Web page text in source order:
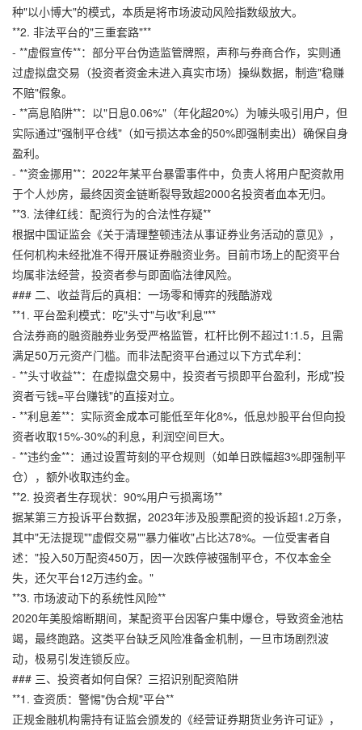
种"以小博大"的模式，本质是将市场波动风险指数级放大。
**2. 非法平台的"三重套路"**
- **虚假宣传**：部分平台伪造监管牌照，声称与券商合作，实则通
过虚拟盘交易（投资者资金未进入真实市场）操纵数据，制造"稳赚
不赔"假象。
- **高息陷阱**：以"日息0.06%"（年化超20%）为噱头吸引用户，但
实际通过"强制平仓线"（如亏损达本金的50%即强制卖出）确保自身
盈利。
- **资金挪用**：2022年某平台暴雷事件中，负责人将用户配资款用
于个人炒房，最终因资金链断裂导致超2000名投资者血本无归。
**3. 法律红线：配资行为的合法性存疑**
根据中国证监会《关于清理整顿违法从事证券业务活动的意见》，
任何机构未经批准不得开展证券融资业务。目前市场上的配资平台
均属非法经营，投资者参与即面临法律风险。
### 二、收益背后的真相：一场零和博弈的残酷游戏
**1. 平台盈利模式：吃"头寸"与收"利息"**
合法券商的融资融券业务受严格监管，杠杆比例不超过1:1.5，且需
满足50万元资产门槛。而非法配资平台通过以下方式牟利：
- **头寸收益**：在虚拟盘交易中，投资者亏损即平台盈利，形成"投
资者亏钱=平台赚钱"的直接对立。
- **利息差**：实际资金成本可能低至年化8%， 低息炒股平台但向投
资者收取15%-30%的利息，利润空间巨大。
- **违约金**：通过设置苛刻的平仓规则（如单日跌幅超3%即强制平
仓），额外收取违约金。
**2. 投资者生存现状：90%用户亏损离场**
据某第三方投诉平台数据，2023年涉及股票配资的投诉超1.2万条，
其中"无法提现""虚假交易""暴力催收"占比达78%。一位受害者自
述："投入50万配资450万，因一次跌停被强制平仓，不仅本金全
失，还欠平台12万违约金。"
**3. 市场波动下的系统性风险**
2020年美股熔断期间，某配资平台因客户集中爆仓，导致资金池枯
竭，最终跑路。这类平台缺乏风险准备金机制，一旦市场剧烈波
动，极易引发连锁反应。
### 三、投资者如何自保？三招识别配资陷阱
**1. 查资质：警惕"伪合规"平台**
正规金融机构需持有证监会颁发的《经营证券期货业务许可证》，